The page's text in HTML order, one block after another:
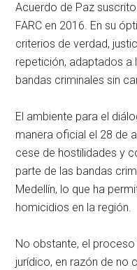
Acuerdo de Paz
FARC en 2016. En su
criterios de verdad,
repetición, adaptados a
bandas criminales sin
El ambiente para el
manera oficial el 28 de
cese de hostilidades y
parte de las bandas
Medellín, lo que ha
homicidios en la región.
No obstante, el
jurídico, en razón de no